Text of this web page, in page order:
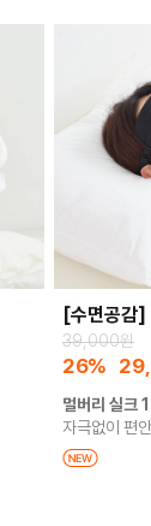
[수면공감]
39,000원
26%
멀버리 실크
자극없이 편